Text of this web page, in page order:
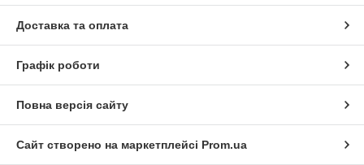
Доставка та оплата
Графік роботи
Повна версія сайту
Сайт створено на маркетплейсі Prom.ua